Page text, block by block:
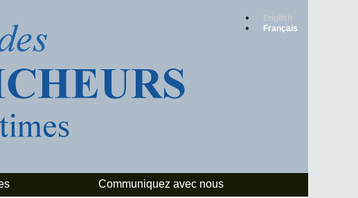
English
Français
Communiquez avec nous